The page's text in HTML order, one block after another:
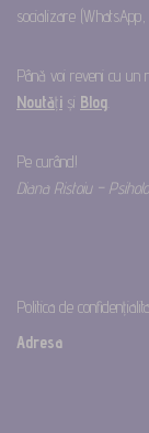
socializare
Până voi reveni cu un
Noutăți și Blog
Pe curând!
Diana Ristoiu –
Politica de
Adresa